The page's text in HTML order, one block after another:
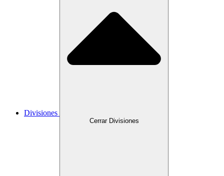
Divisiones
Cerrar Divisiones